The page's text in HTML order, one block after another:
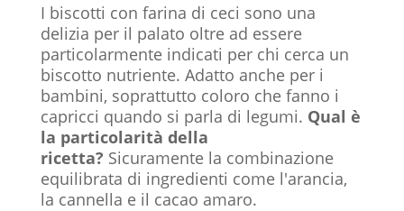
I biscotti con farina di ceci sono una
delizia per il palato oltre ad essere
particolarmente indicati per chi cerca un
biscotto nutriente. Adatto anche per i
bambini, soprattutto coloro che fanno i
capricci quando si parla di legumi. Qual è
la particolarità della
ricetta? Sicuramente la combinazione
equilibrata di ingredienti come l'arancia,
la cannella e il cacao amaro.